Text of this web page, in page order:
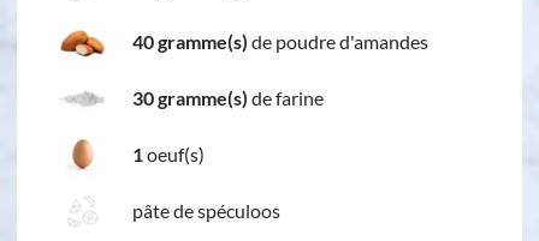
40 gramme(s) de poudre d'amandes
30 gramme(s) de farine
1oeuf(s)
pâte de spéculoos